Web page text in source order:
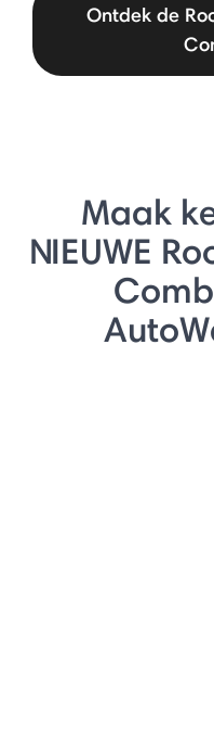
Ontdek de
Maak
NIEUWE